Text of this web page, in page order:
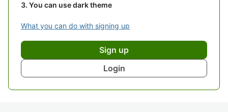
You can use dark theme
What you can do with signing up
Sign up
Login